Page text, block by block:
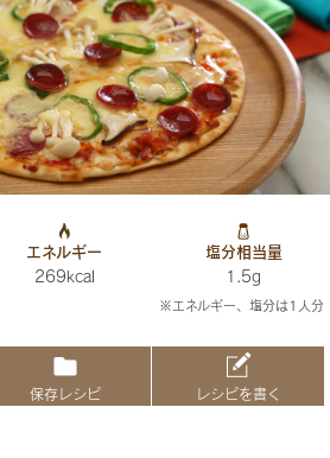
エネルギー
269kcal
塩分相当量
1.5g
※エネルギー、塩分は1人分
保存レシピ レシピを書く